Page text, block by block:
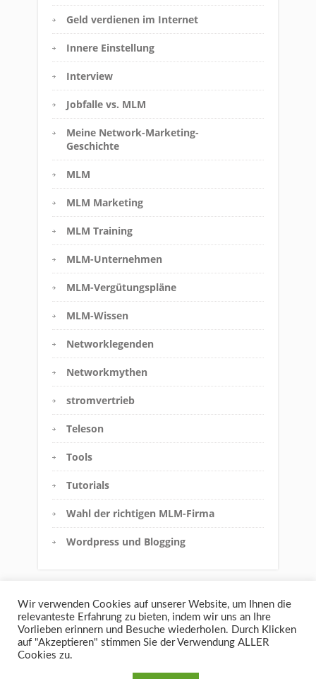
Geld verdienen im Internet
Innere Einstellung
Interview
Jobfalle vs. MLM
Meine Network-Marketing-
Geschichte
MLM
MLM Marketing
MLM Training
MLM-Unternehmen
MLM-Vergütungspläne
MLM-Wissen
Networklegenden
Networkmythen
stromvertrieb
Teleson
Tools
Tutorials
Wahl der richtigen MLM-Firma
Wordpress und Blogging
Wir verwenden Cookies auf unserer Website, um Ihnen die
relevanteste Erfahrung zu bieten, indem wir uns an Ihre
Vorlieben erinnern und Besuche wiederholen. Durch Klicken
auf "Akzeptieren" stimmen Sie der Verwendung ALLER
Cookies zu.